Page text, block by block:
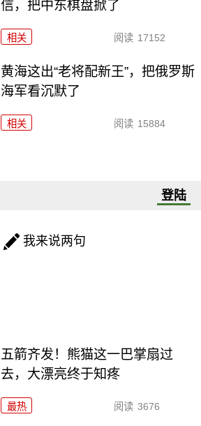
信，把中东棋盘掀了
相关 阅读 17152
黄海这出“老将配新王”，把俄罗斯
海军看沉默了
相关 阅读 15884
登陆
我来说两句
五箭齐发！熊猫这一巴掌扇过
去，大漂亮终于知疼
最热 阅读 3676